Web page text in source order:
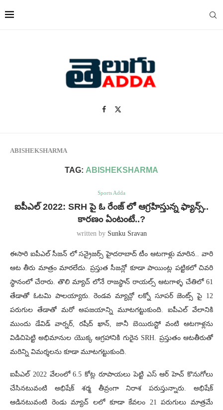
ABISHEKSHARMA
TAG: ABISHEKSHARMA
Sports Adda
ఐపీఎల్ 2022: SRH పై ఓ రేంజ్ లో ఆగ్రహిస్తున్న ఫ్యాన్స్..
కారణం ఏంటంటే..?
written by Sunku Sravan
ఈసారి ఐపీఎల్ సీజన్ లో సన్రైజర్స్ హైదరాబాద్ టీం ఆటగాళ్లు మారిన.. వారి
ఆట తీరు మాత్రం మారలేదు. ప్రస్తుత సీజన్లో కూడా పాయింట్ల పట్టికలో చివరి
స్థానంలో చేరారు. తొలి మ్యాచ్ లోనే రాజస్థాన్ రాయల్స్ ఆటగాళ్ళ చేతిలో 61
తేడాతో ఓటమి పాలయ్యారు. రెండవ మ్యాచ్లో లక్నో సూపర్ జెంట్స్ పై 12
పరుగుల తేడాతో మరో అపజయాన్ని మూటగట్టుకుంది. ఐపీఎల్ వేలానికి
ముందు డేవిడ్ వార్నర్, రషీద్ ఖాన్, జానీ బెయిరుస్టో వంటి ఆటగాళ్లను
విడిచిపెట్టి అభిమానుల యొక్క ఆగ్రహానికి గురైన SRH. ప్రస్తుతం ఆటతీరుతో
మరిన్ని విమర్శలను కూడా మూటగట్టుకుంది.
ఐపీఎల్ 2022 వేలంలో 6.5 కోట్ల రూపాయలు పెట్టి ఎస్ ఆర్ హెచ్ కొనుగోలు
చేసినటువంటి అభిషేక్ శర్మ తీవ్రంగా నిరాశ పరుస్తున్నారు. అభిషేక్
ఆడినటువంటి రెండు మ్యాచ్ లలో కూడా కేవలం 21 పరుగులు మాత్రమే